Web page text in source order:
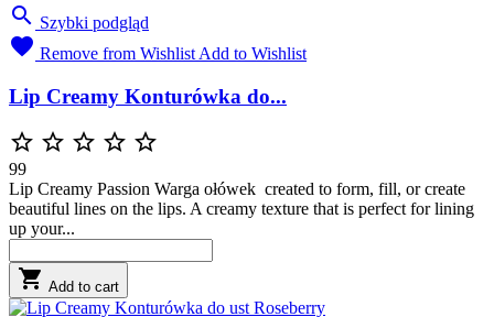
 Szybki podgląd
 Remove from Wishlist Add to Wishlist
Lip Creamy Konturówka do...
    
99
Lip Creamy Passion Warga ołówek created to form, fill, or create
beautiful lines on the lips. A creamy texture that is perfect for lining
up your...
 Add to cart